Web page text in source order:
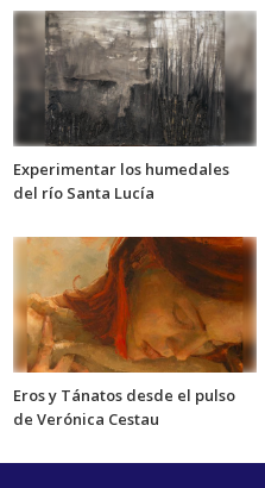
Experimentar los humedales
del río Santa Lucía
Eros y Tánatos desde el pulso
de Verónica Cestau